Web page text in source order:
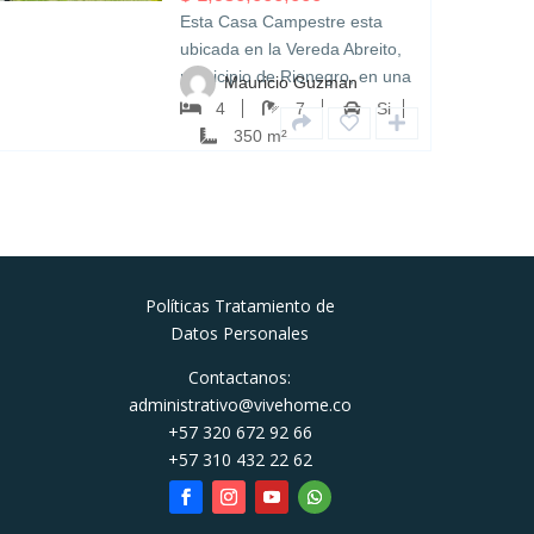
Esta Casa Campestre esta
ubicada en la Vereda Abreito,
municipio de Rionegro, en una
zona muy tanquila rodeada de
una gran naturaleza, se siente
4 7
Si
350 m²
Mauricio Guzman
Políticas Tratamiento de
Datos Personales
Contactanos:
administrativo@vivehome.co
+57 320 672 92 66
+57 310 432 22 62